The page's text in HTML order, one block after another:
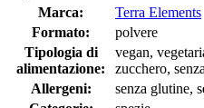
Marca:
Terra Elements
Formato:
polvere
Tipologia di
alimentazione:
vegan,
zucchero,
Allergeni:
senza glutine,